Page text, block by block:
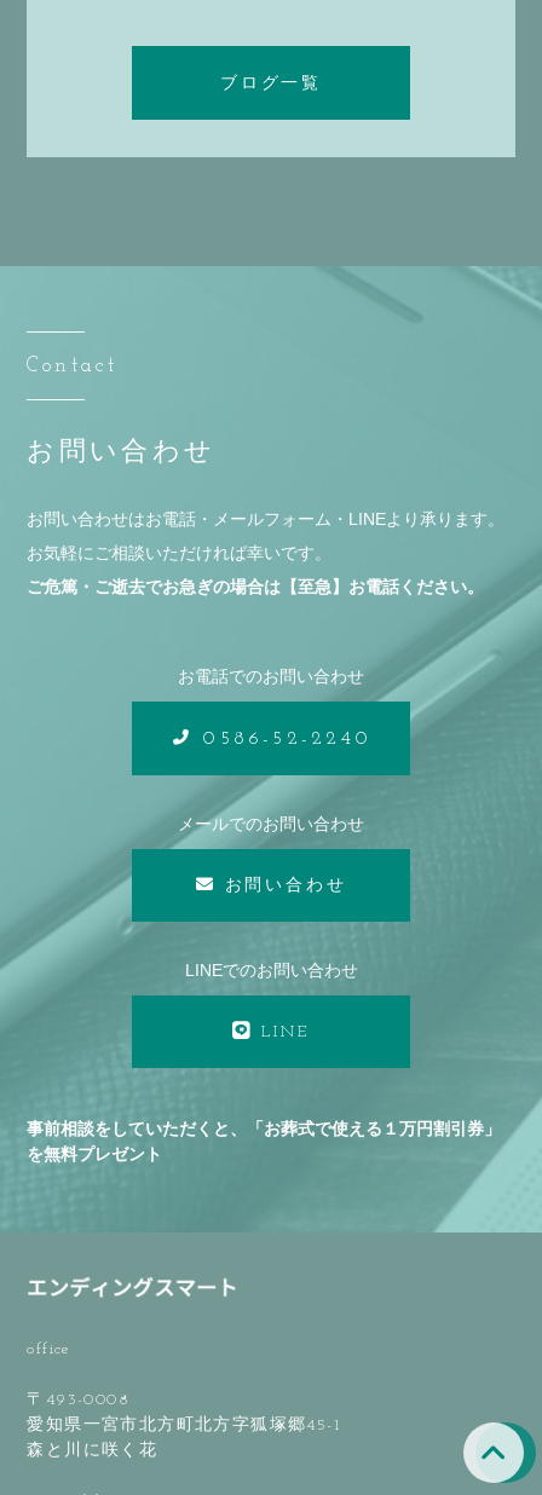
ブログ一覧
Contact
お問い合わせ
お問い合わせはお電話・メールフォーム・LINEより承ります。
お気軽にご相談いただければ幸いです。
ご危篤・ご逝去でお急ぎの場合は【至急】お電話ください。
お電話でのお問い合わせ
0586-52-2240
メールでのお問い合わせ
お問い合わせ
LINEでのお問い合わせ
LINE
事前相談をしていただくと、「お葬式で使える１万円割引券」
を無料プレゼント
office
〒493-0008
愛知県一宮市北方町北方字狐塚郷45-1
森と川に咲く花